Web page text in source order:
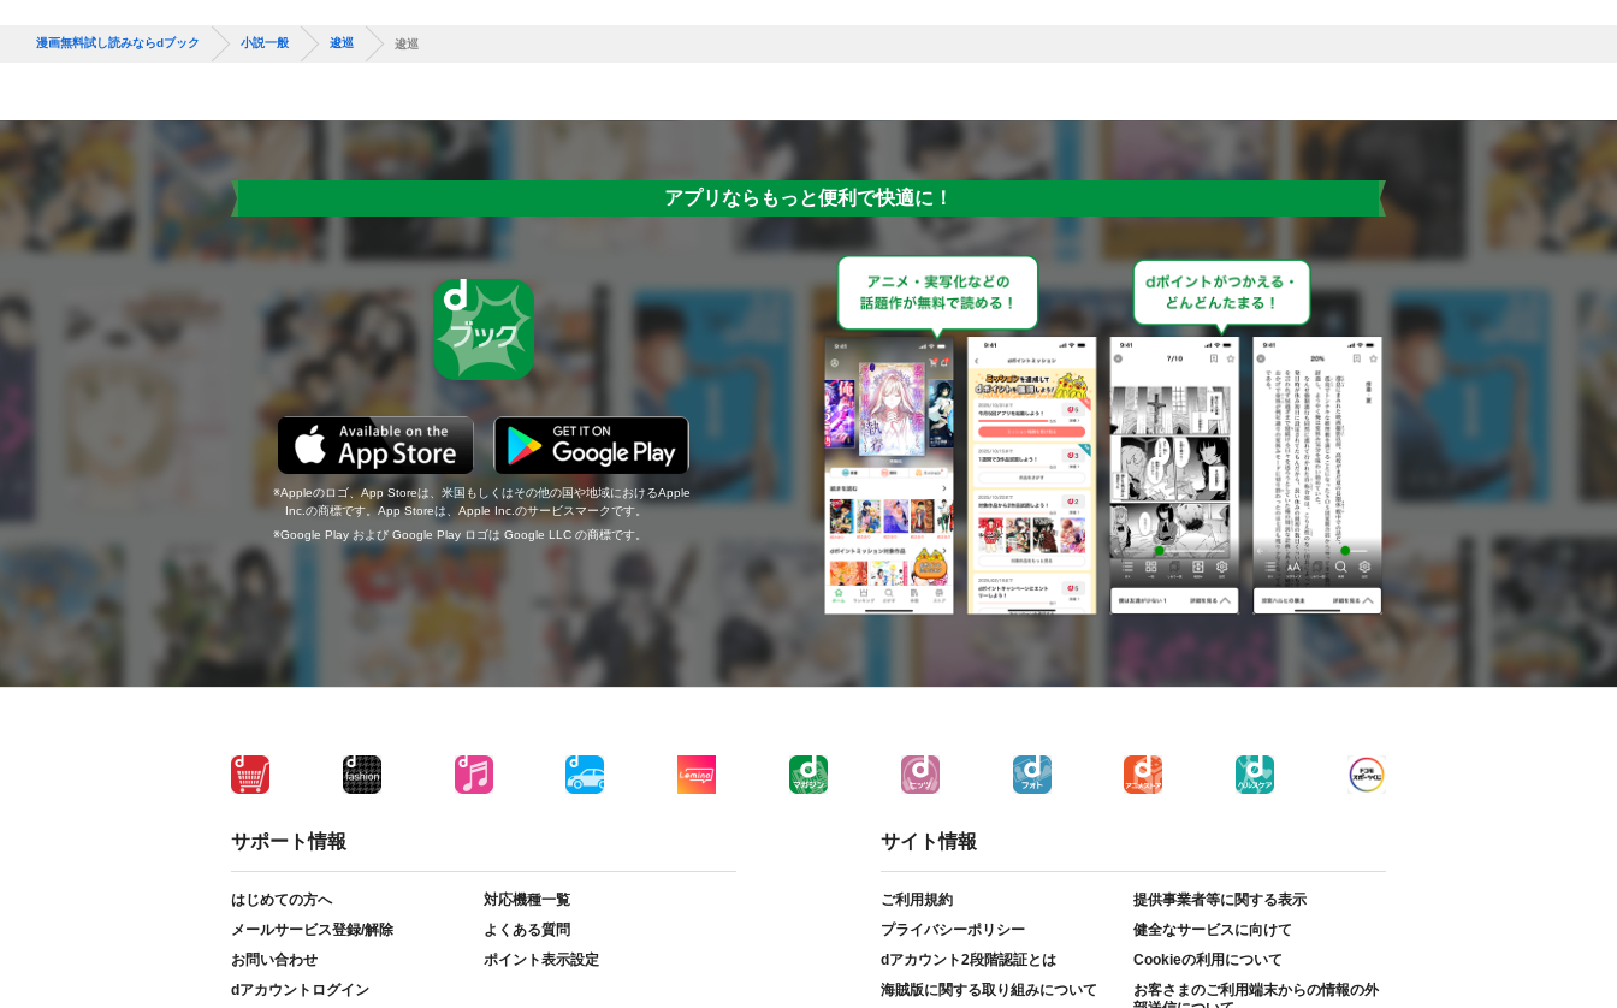
漫画無料試し読みならdブック 小説一般 逡巡 逡巡
アプリならもっと便利で快適に！
Appleのロゴ、App Storeは、米国もしくはその他の国や地域におけるApple
Inc.の商標です。App Storeは、Apple Inc.のサービスマークです。
Google Play および Google Play ロゴは Google LLC の商標です。
サポート情報
はじめての方へ
対応機種一覧
メールサービス登録/解除
よくある質問
お問い合わせ
ポイント表示設定
dアカウントログイン
サイト情報
ご利用規約
提供事業者等に関する表示
プライバシーポリシー
健全なサービスに向けて
dアカウント2段階認証とは
Cookieの利用について
海賊版に関する取り組みについて
お客さまのご利用端末からの情報の外